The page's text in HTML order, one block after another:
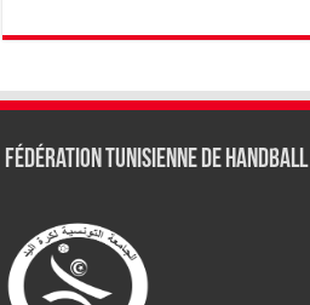
Fédération tunisienne de Handball